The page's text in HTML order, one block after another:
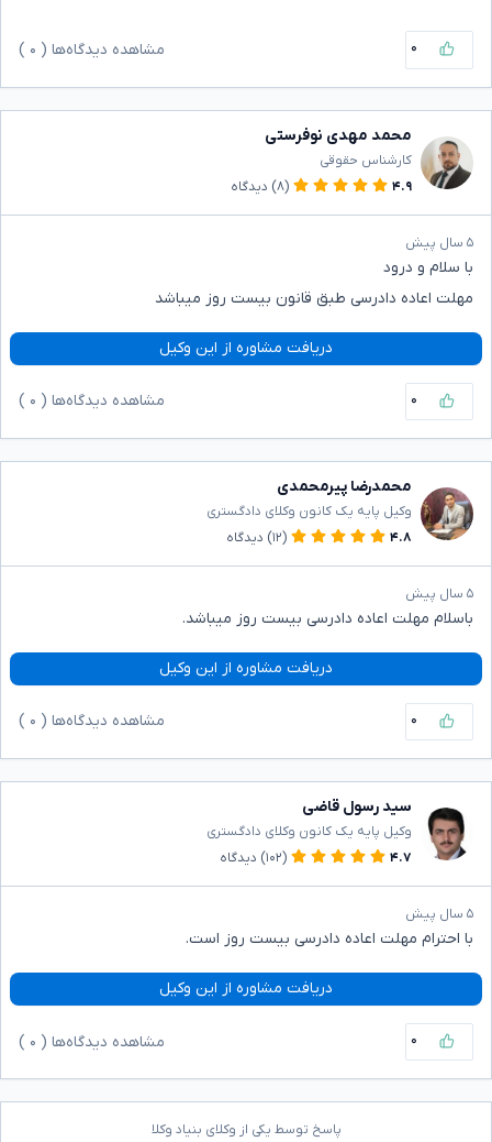
۰ مشاهده دیدگاه‌ها ( ۰
محمد مهدی نوفرستی
کارشناس حقوقی
۴.۹
(۸) دیدگاه
۵ سال پیش
با سلام و درود
مهلت اعاده دادرسی طبق قانون بیست روز میباشد
دریافت مشاوره از این وکیل
۰ مشاهده دیدگاه‌ها ( ۰
محمدرضا پیرمحمدی
وکیل پایه یک کانون وکلای دادگستری
۴.۸
(۱۲) دیدگاه
۵ سال پیش
باسلام مهلت اعاده دادرسی بیست روز میباشد.
دریافت مشاوره از این وکیل
۰ مشاهده دیدگاه‌ها ( ۰
سید رسول قاضی
وکیل پایه یک کانون وکلای دادگستری
۴.۷
(۱۰۲) دیدگاه
۵ سال پیش
با احترام مهلت اعاده دادرسی بیست روز است.
دریافت مشاوره از این وکیل
۰ مشاهده دیدگاه‌ها ( ۰
پاسخ توسط یکی از وکلای بنیاد وکلا